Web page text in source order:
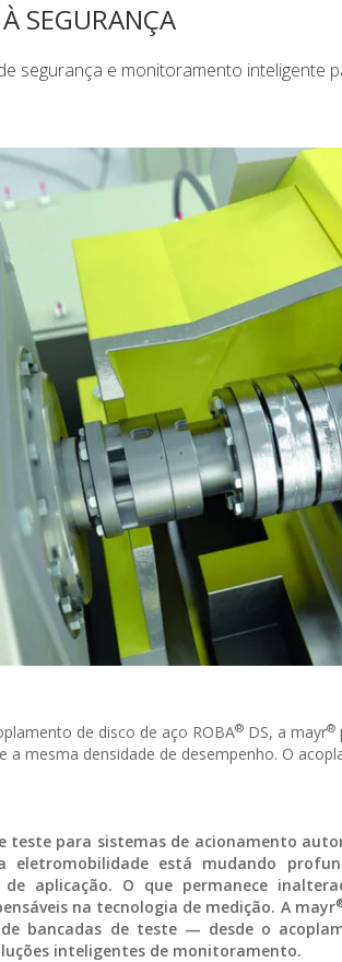
SEGURANÇA
segurança e monitoramento inteligente
de disco de aço ROBA® DS, a mayr®
a mesma densidade de desempenho. O
teste para sistemas de acionamento
eletromobilidade está mudando
aplicação. O que permanece
na tecnologia de medição. A mayr
bancadas de teste — desde o
inteligentes de monitoramento.